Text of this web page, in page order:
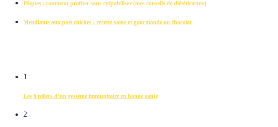
Pâques : comment profiter sans culpabiliser (mes conseils de diététicienne)
Mendiants aux pois chiches : recette saine et gourmande au chocolat
1
Les 6 piliers d’un système immunitaire en bonne santé
2